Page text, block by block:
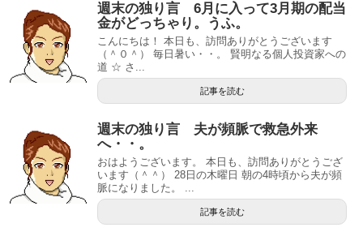
週末の独り言 6月に入って3月期の配当
金がどっちゃり。うふ。
こんにちは！ 本日も、訪問ありがとうございます
（＾０＾） 毎日暑い・・。 賢明なる個人投資家への
道 ☆ さ...
記事を読む
週末の独り言 夫が頻脈で救急外来
へ・・。
おはようございます。 本日も、訪問ありがとうござ
います（＾＾） 28日の木曜日 朝の4時頃から夫が頻
脈になりました。 ...
記事を読む